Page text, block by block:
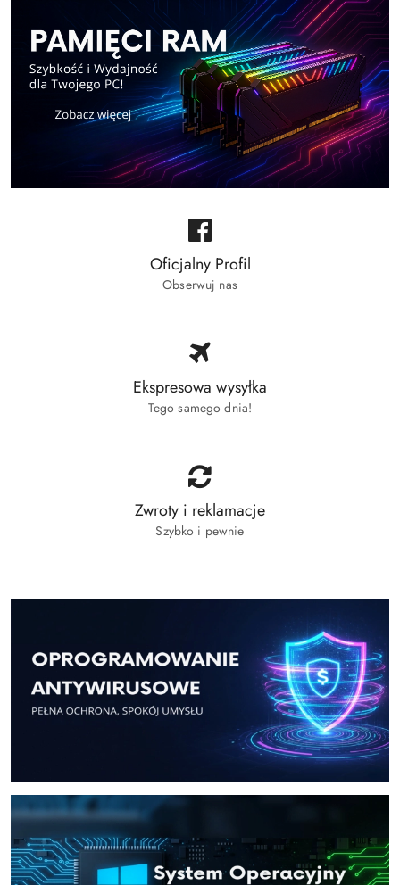
Oficjalny Profil
Obserwuj nas
Ekspresowa wysyłka
Tego samego dnia!
Zwroty i reklamacje
Szybko i pewnie